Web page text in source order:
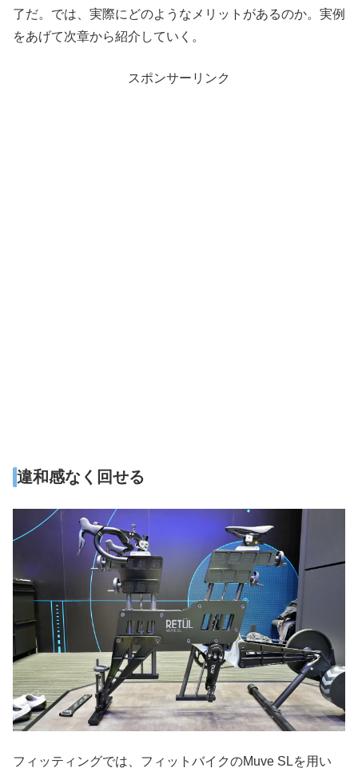
了だ。では、実際にどのようなメリットがあるのか。実例
をあげて次章から紹介していく。
スポンサーリンク
違和感なく回せる
フィッティングでは、フィットバイクのMuve SLを用い